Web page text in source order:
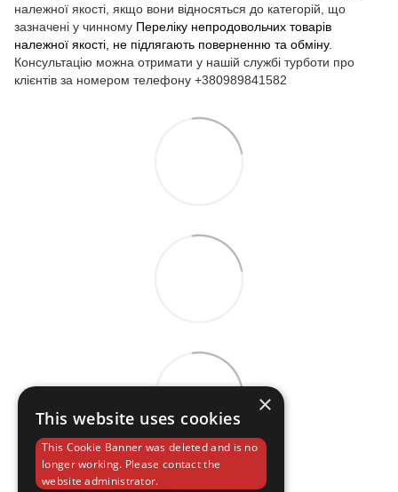
належної якості, якщо вони відносяться до категорій, що
зазначені у чинному Переліку непродовольчих товарів
належної якості, не підлягають поверненню та обміну.
Консультацію можна отримати у нашій службі турботи про
клієнтів за номером телефону +380989841582
×
This website uses cookies
This Cookie Banner was deleted and is no
longer working. Please contact the
website administrator.